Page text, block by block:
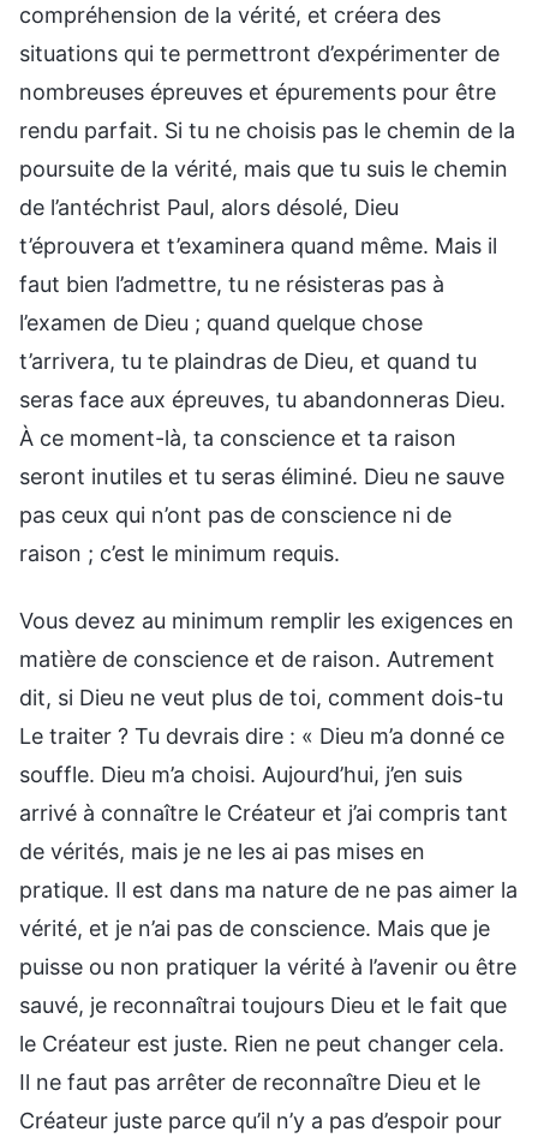
compréhension de la vérité, et créera des
situations qui te permettront d’expérimenter de
nombreuses épreuves et épurements pour être
rendu parfait. Si tu ne choisis pas le chemin de la
poursuite de la vérité, mais que tu suis le chemin
de l’antéchrist Paul, alors désolé, Dieu
t’éprouvera et t’examinera quand même. Mais il
faut bien l’admettre, tu ne résisteras pas à
l’examen de Dieu ; quand quelque chose
t’arrivera, tu te plaindras de Dieu, et quand tu
seras face aux épreuves, tu abandonneras Dieu.
À ce moment-là, ta conscience et ta raison
seront inutiles et tu seras éliminé. Dieu ne sauve
pas ceux qui n’ont pas de conscience ni de
raison ; c’est le minimum requis.
Vous devez au minimum remplir les exigences en
matière de conscience et de raison. Autrement
dit, si Dieu ne veut plus de toi, comment dois-tu
Le traiter ? Tu devrais dire : « Dieu m’a donné ce
souffle. Dieu m’a choisi. Aujourd’hui, j’en suis
arrivé à connaître le Créateur et j’ai compris tant
de vérités, mais je ne les ai pas mises en
pratique. Il est dans ma nature de ne pas aimer la
vérité, et je n’ai pas de conscience. Mais que je
puisse ou non pratiquer la vérité à l’avenir ou être
sauvé, je reconnaîtrai toujours Dieu et le fait que
le Créateur est juste. Rien ne peut changer cela.
Il ne faut pas arrêter de reconnaître Dieu et le
Créateur juste parce qu’il n’y a pas d’espoir pour